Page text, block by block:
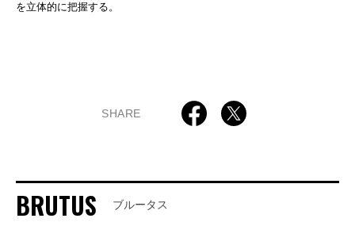
を立体的に把握する。
SHARE
BRUTUS ブルータス